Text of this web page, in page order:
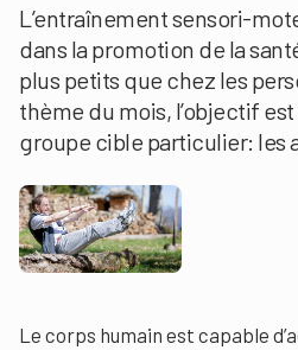
L’entraînement sensori-
dans la promotion de la
plus petits que chez les
thème du mois, l’objectif
groupe cible particulier: les
Le corps humain est capable